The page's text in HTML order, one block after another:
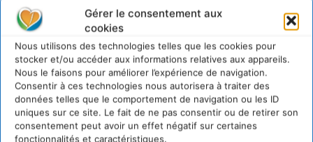
Gérer le consentement aux
cookies
Nous utilisons des technologies telles que les cookies pour
stocker et/ou accéder aux informations relatives aux appareils.
Nous le faisons pour améliorer l’expérience de navigation.
Consentir à ces technologies nous autorisera à traiter des
données telles que le comportement de navigation ou les ID
uniques sur ce site. Le fait de ne pas consentir ou de retirer son
consentement peut avoir un effet négatif sur certaines
fonctionnalités et caractéristiques.
Comment mettre en
œuvre l’UNDROP aux
niveaux européen et
national afin de